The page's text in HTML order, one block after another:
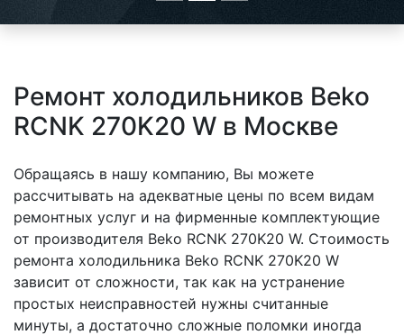
Ремонт холодильников Beko
RCNK 270K20 W в Москве
Обращаясь в нашу компанию, Вы можете
рассчитывать на адекватные цены по всем видам
ремонтных услуг и на фирменные комплектующие
от производителя Beko RCNK 270K20 W. Стоимость
ремонта холодильника Beko RCNK 270K20 W
зависит от сложности, так как на устранение
простых неисправностей нужны считанные
минуты, а достаточно сложные поломки иногда